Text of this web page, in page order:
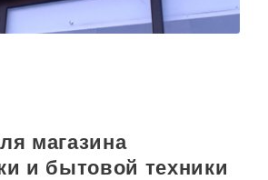
магазина
и бытовой техники